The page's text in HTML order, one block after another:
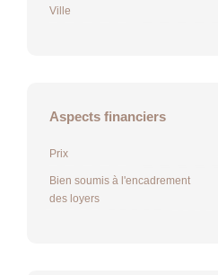
Ville
Aspects financiers
Prix
Bien soumis à l'encadrement
des loyers